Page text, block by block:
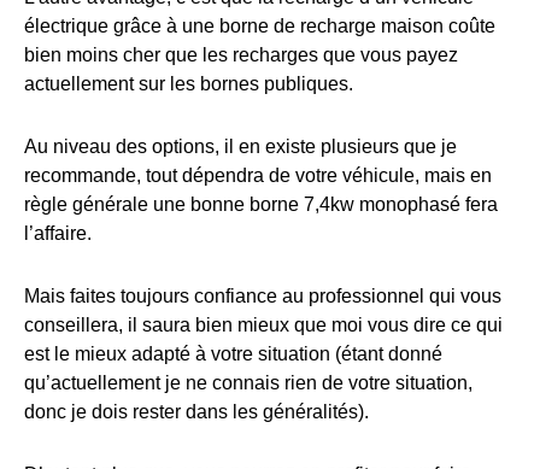
électrique grâce à une borne de recharge maison coûte
bien moins cher que les recharges que vous payez
actuellement sur les bornes publiques.
Au niveau des options, il en existe plusieurs que je
recommande, tout dépendra de votre véhicule, mais en
règle générale une bonne borne 7,4kw monophasé fera
l’affaire.
Mais faites toujours confiance au professionnel qui vous
conseillera, il saura bien mieux que moi vous dire ce qui
est le mieux adapté à votre situation (étant donné
qu’actuellement je ne connais rien de votre situation,
donc je dois rester dans les généralités).